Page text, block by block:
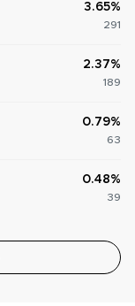
3.65%
291
2.37%
189
0.79%
63
0.48%
39